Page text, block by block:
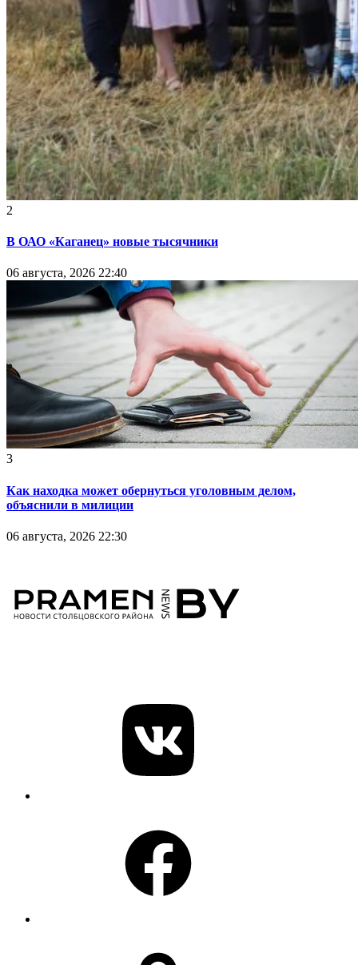
2
В ОАО «Каганец» новые тысячники
06 августа, 2026 22:40
3
Как находка может обернуться уголовным делом,
объяснили в милиции
06 августа, 2026 22:30